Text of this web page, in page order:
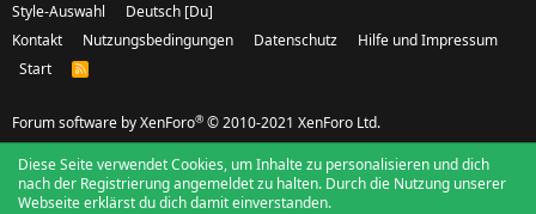
Style-Auswahl
Deutsch [Du]
Kontakt
Nutzungsbedingungen Datenschutz
Hilfe und Impressum
Start
R
S
Forum software by XenForo® © 2010-2021 XenForo Ltd.
Diese Seite verwendet Cookies, um Inhalte zu personalisieren und dich
nach der Registrierung angemeldet zu halten. Durch die Nutzung unserer
Webseite erklärst du dich damit einverstanden.